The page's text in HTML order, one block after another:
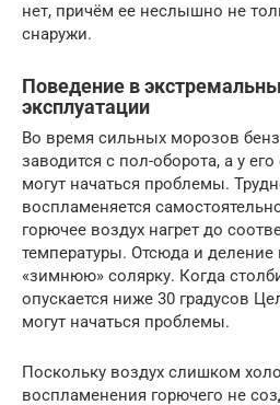
нет, причём ее неслышно не
снаружи.
Поведение в
эксплуатации
Во время сильных морозов
заводится с пол-оборота, а у
могут начаться проблемы.
воспламеняется
горючее воздух нагрет до
температуры. Отсюда и
«зимнюю» солярку. Когда
опускается ниже 30 градусов
могут начаться проблемы.
Поскольку воздух слишком
воспламенения горючего не